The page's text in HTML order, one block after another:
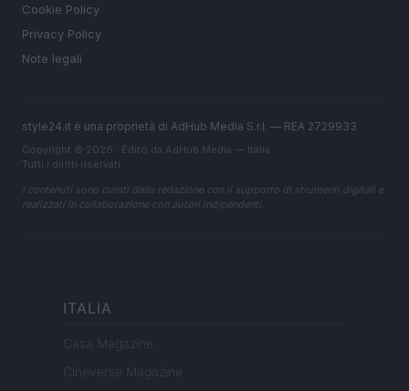
Cookie Policy
Privacy Policy
Note legali
style24.it è una proprietà di AdHub Media S.r.l. — REA 2729933
Copyright © 2026 · Edito da AdHub Media — Italia
Tutti i diritti riservati
I contenuti sono curati dalla redazione con il supporto di strumenti digitali e
realizzati in collaborazione con autori indipendenti.
ITALIA
Casa Magazine
Cineverse Magazine